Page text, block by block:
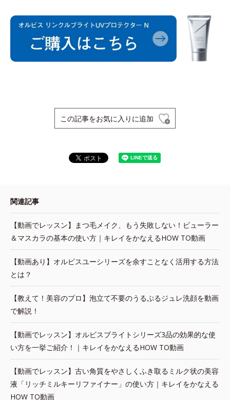
この記事をお気に入りに追加
関連記事
【動画でレッスン】まつ毛メイク、もう失敗しない！ビューラー
＆マスカラの基本の使い方｜キレイをかなえるHOW TO動画
【動画あり】オルビスユーシリーズを余すことなく活用する方法
とは？
【教えて！美容のプロ】泡立て不要のうるぷるジュレ洗顔を動画
で解説！
【動画でレッスン】オルビスブライトシリーズ3品の効果的な使
い方を一挙ご紹介！｜キレイをかなえるHOW TO動画
【動画でレッスン】古い角質をやさしくふき取るミルク状の美容
液「リッチミルキーリファイナー」の使い方｜キレイをかなえる
HOW TO動画